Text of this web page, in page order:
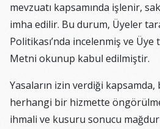
mevzuatı kapsamında işlenir,
imha edilir. Bu durum, Üyeler
Politikası’nda incelenmiş ve Üye
Metni okunup kabul edilmiştir.
Yasaların izin verdiği
herhangi bir hizmette
ihmali ve kusuru sonucu